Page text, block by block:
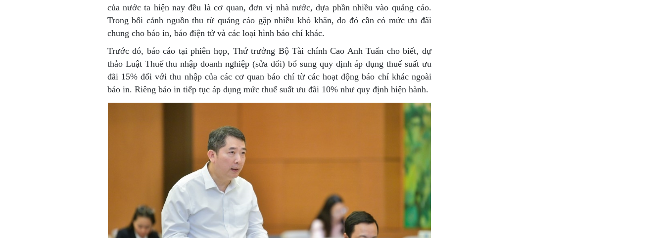
của nước ta hiện nay đều là cơ quan, đơn vị nhà nước, dựa phần nhiều vào quảng cáo.
Trong bối cảnh nguồn thu từ quảng cáo gặp nhiều khó khăn, do đó cần có mức ưu đãi
chung cho báo in, báo điện tử và các loại hình báo chí khác.
Trước đó, báo cáo tại phiên họp, Thứ trưởng Bộ Tài chính Cao Anh Tuấn cho biết, dự
thảo Luật Thuế thu nhập doanh nghiệp (sửa đổi) bổ sung quy định áp dụng thuế suất ưu
đãi 15% đối với thu nhập của các cơ quan báo chí từ các hoạt động báo chí khác ngoài
báo in. Riêng báo in tiếp tục áp dụng mức thuế suất ưu đãi 10% như quy định hiện hành.